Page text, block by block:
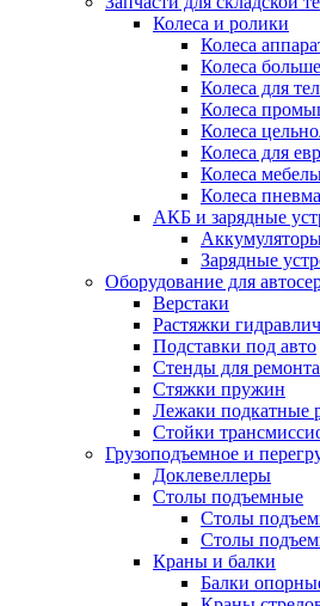
Колеса и ролики
Колеса
Колеса
Колеса для
Колеса
Колеса
Колеса для
Колеса
Колеса
АКБ и зарядные
Зарядные
Оборудование для
Верстаки
Растяжки
Подставки под авто
Стенды для
Стяжки пружин
Лежаки подкатные
Стойки
Грузоподъемное и
Доклевеллеры
Столы подъемные
Столы
Столы
Краны и балки
Балки